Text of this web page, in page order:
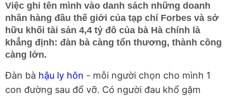
Việc ghi tên mình vào danh sách những doanh
nhân hàng đầu thế giới của tạp chí Forbes và sở
hữu khối tài sản 4,4 tỷ đô của bà Hà chính là
khẳng định: đàn bà càng tổn thương, thành công
càng lớn.
Đàn bà hậu ly hôn - mỗi người chọn cho mình 1
con đường sau đổ vỡ. Có người đau khổ gặm